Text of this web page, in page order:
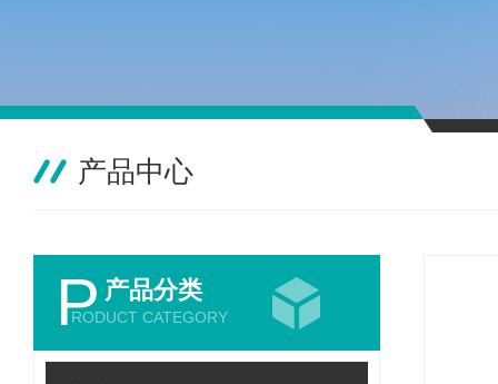
产品中心
P 产品分类
RODUCT CATEGORY